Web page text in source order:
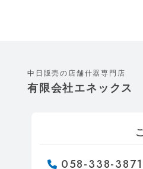
中日販売の店舗什器専門店
有限会社エネックス
058-338-3871